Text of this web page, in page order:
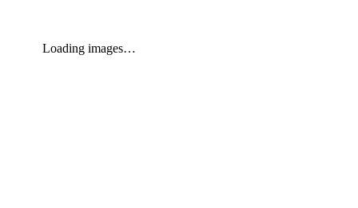
Loading images…